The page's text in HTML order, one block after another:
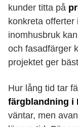
kunder titta på
konkreta
inomhusbruk
och fasadfärger
projektet ger
Hur lång tid tar
färgblandning i
väntar, men